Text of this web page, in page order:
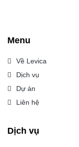
Menu
Về Levica
Dịch vụ
Dự án
Liên hệ
Dịch vụ